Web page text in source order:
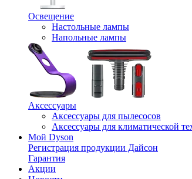
Освещение
Настольные лампы
Напольные лампы
Аксессуары
Аксессуары для пылесосов
Аксессуары для климатической
Мой Dyson
Регистрация продукции Дайсон
Гарантия
Акции